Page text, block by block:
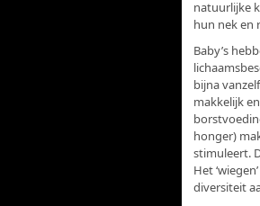
natuurlijke
hun nek en
Baby’s
bijna
makkelijk
honger)
stimuleert.
Het
diversiteit